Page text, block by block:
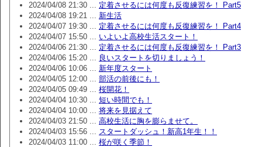
2024/04/08 21:30 ... 定着させるには何度も反復練習を！ Part5
2024/04/08 19:21 ... 新生活
2024/04/07 19:30 ... 定着させるには何度も反復練習を！ Part4
2024/04/07 15:50 ... いよいよ高校生活スタート！
2024/04/06 21:30 ... 定着させるには何度も反復練習を！ Part3
2024/04/06 15:20 ... 良いスタートを切りましょう！
2024/04/06 10:06 ... 新年度スタート
2024/04/05 12:00 ... 部活の前後にも！
2024/04/05 09:49 ... 桜開花！
2024/04/04 10:30 ... 短い時間でも！
2024/04/04 10:00 ... 将来を見据えて
2024/04/03 21:50 ... 高校生活に胸を膨らませて。
2024/04/03 15:56 ... スタートダッシュ！新高1年生！！
2024/04/03 11:00 ... 桜が咲く季節！